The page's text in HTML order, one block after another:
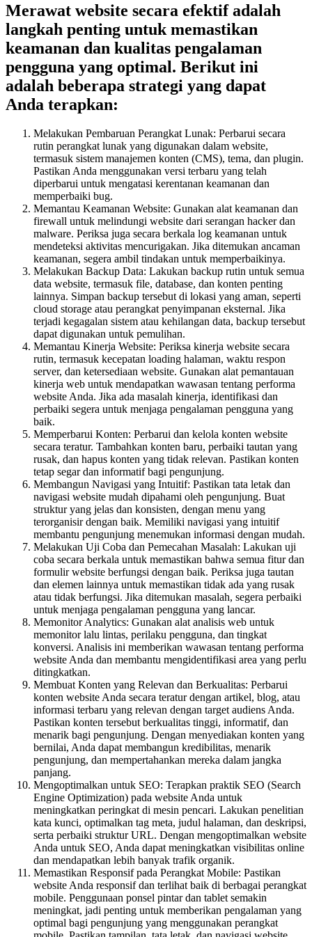
Merawat website secara efektif adalah
langkah penting untuk memastikan
keamanan dan kualitas pengalaman
pengguna yang optimal. Berikut ini
adalah beberapa strategi yang dapat
Anda terapkan:
Melakukan Pembaruan Perangkat Lunak: Perbarui secara
rutin perangkat lunak yang digunakan dalam website,
termasuk sistem manajemen konten (CMS), tema, dan plugin.
Pastikan Anda menggunakan versi terbaru yang telah
diperbarui untuk mengatasi kerentanan keamanan dan
memperbaiki bug.
Memantau Keamanan Website: Gunakan alat keamanan dan
firewall untuk melindungi website dari serangan hacker dan
malware. Periksa juga secara berkala log keamanan untuk
mendeteksi aktivitas mencurigakan. Jika ditemukan ancaman
keamanan, segera ambil tindakan untuk memperbaikinya.
Melakukan Backup Data: Lakukan backup rutin untuk semua
data website, termasuk file, database, dan konten penting
lainnya. Simpan backup tersebut di lokasi yang aman, seperti
cloud storage atau perangkat penyimpanan eksternal. Jika
terjadi kegagalan sistem atau kehilangan data, backup tersebut
dapat digunakan untuk pemulihan.
Memantau Kinerja Website: Periksa kinerja website secara
rutin, termasuk kecepatan loading halaman, waktu respon
server, dan ketersediaan website. Gunakan alat pemantauan
kinerja web untuk mendapatkan wawasan tentang performa
website Anda. Jika ada masalah kinerja, identifikasi dan
perbaiki segera untuk menjaga pengalaman pengguna yang
baik.
Memperbarui Konten: Perbarui dan kelola konten website
secara teratur. Tambahkan konten baru, perbaiki tautan yang
rusak, dan hapus konten yang tidak relevan. Pastikan konten
tetap segar dan informatif bagi pengunjung.
Membangun Navigasi yang Intuitif: Pastikan tata letak dan
navigasi website mudah dipahami oleh pengunjung. Buat
struktur yang jelas dan konsisten, dengan menu yang
terorganisir dengan baik. Memiliki navigasi yang intuitif
membantu pengunjung menemukan informasi dengan mudah.
Melakukan Uji Coba dan Pemecahan Masalah: Lakukan uji
coba secara berkala untuk memastikan bahwa semua fitur dan
formulir website berfungsi dengan baik. Periksa juga tautan
dan elemen lainnya untuk memastikan tidak ada yang rusak
atau tidak berfungsi. Jika ditemukan masalah, segera perbaiki
untuk menjaga pengalaman pengguna yang lancar.
Memonitor Analytics: Gunakan alat analisis web untuk
memonitor lalu lintas, perilaku pengguna, dan tingkat
konversi. Analisis ini memberikan wawasan tentang performa
website Anda dan membantu mengidentifikasi area yang perlu
ditingkatkan.
Membuat Konten yang Relevan dan Berkualitas: Perbarui
konten website Anda secara teratur dengan artikel, blog, atau
informasi terbaru yang relevan dengan target audiens Anda.
Pastikan konten tersebut berkualitas tinggi, informatif, dan
menarik bagi pengunjung. Dengan menyediakan konten yang
bernilai, Anda dapat membangun kredibilitas, menarik
pengunjung, dan mempertahankan mereka dalam jangka
panjang.
Mengoptimalkan untuk SEO: Terapkan praktik SEO (Search
Engine Optimization) pada website Anda untuk
meningkatkan peringkat di mesin pencari. Lakukan penelitian
kata kunci, optimalkan tag meta, judul halaman, dan deskripsi,
serta perbaiki struktur URL. Dengan mengoptimalkan website
Anda untuk SEO, Anda dapat meningkatkan visibilitas online
dan mendapatkan lebih banyak trafik organik.
Memastikan Responsif pada Perangkat Mobile: Pastikan
website Anda responsif dan terlihat baik di berbagai perangkat
mobile. Penggunaan ponsel pintar dan tablet semakin
meningkat, jadi penting untuk memberikan pengalaman yang
optimal bagi pengunjung yang menggunakan perangkat